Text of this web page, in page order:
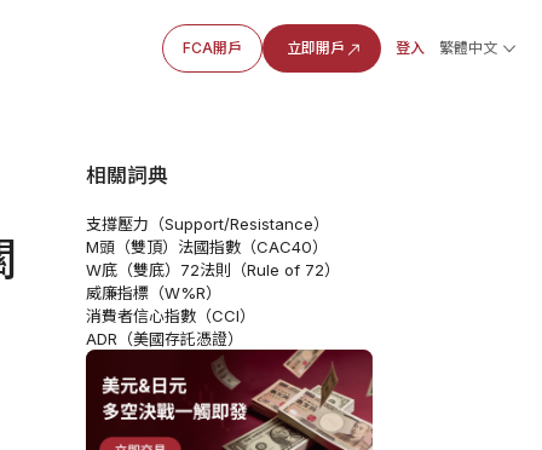
FCA開戶 立即開戶 登入 繁體中文
相關詞典
支撐壓力（Support/Resistance）
M頭（雙頂） 法國指數（CAC40）
W底（雙底） 72法則（Rule of 72）
威廉指標（W%R）
消費者信心指數（CCI）
ADR（美國存託憑證）